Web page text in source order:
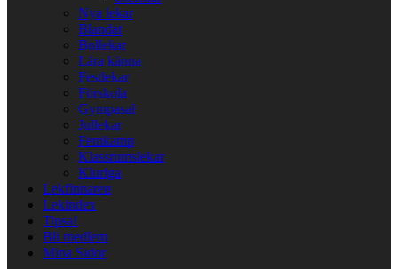
Nya lekar
Blandat
Bollekar
Lära känna
Festlekar
Förskola
Gympasal
Jullekar
Femkamp
Klassrumslekar
Kluriga
Lekfinnaren
Lekindex
Tipsa!
Bli medlem
Mina Sidor